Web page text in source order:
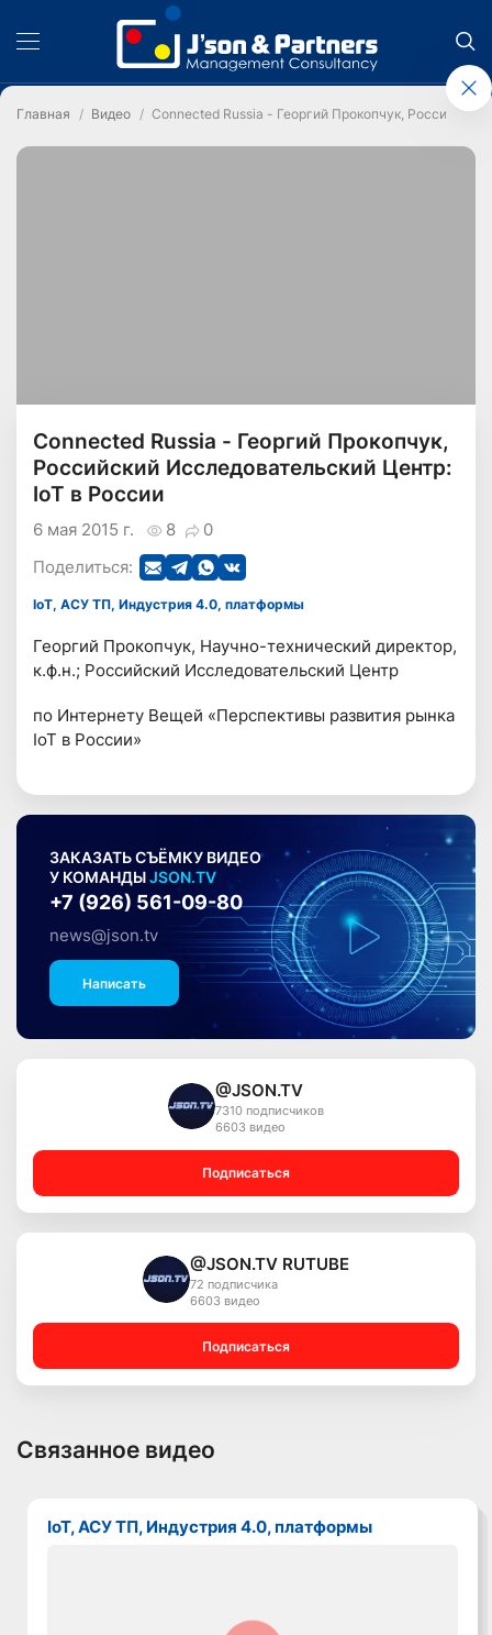
Главная Видео Connected Russia - Георгий Прокопчук,
Connected Russia - Георгий Прокопчук,
Российский Исследовательский Центр:
IoT в России
8 0
6 мая 2015 г.
Поделиться:
IoT, АСУ ТП, Индустрия 4.0, платформы
Георгий Прокопчук, Научно-технический директор,
к.ф.н.; Российский Исследовательский Центр
по Интернету Вещей «Перспективы развития рынка
IoT в России»
ЗАКАЗАТЬ СЪЁМКУ ВИДЕО
У КОМАНДЫJSON.TV
+7 (926) 561-09-80
news@json.tv
Написать
@JSON.TV
7310 подписчиков
6603 видео
Подписаться
@JSON.TV RUTUBE
72 подписчика
6603 видео
Подписаться
Связанное видео
IoT, АСУ ТП, Индустрия 4.0, платформы